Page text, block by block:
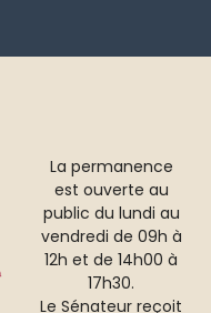
La permanence
est ouverte au
public du lundi au
vendredi de 09h à
12h et de 14h00 à
17h30.
Le Sénateur reçoit